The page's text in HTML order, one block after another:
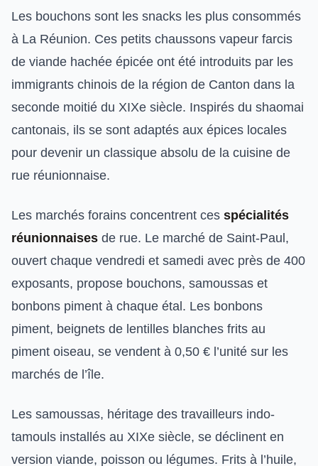
Les bouchons sont les snacks les plus consommés
à La Réunion. Ces petits chaussons vapeur farcis
de viande hachée épicée ont été introduits par les
immigrants chinois de la région de Canton dans la
seconde moitié du XIXe siècle. Inspirés du shaomai
cantonais, ils se sont adaptés aux épices locales
pour devenir un classique absolu de la cuisine de
rue réunionnaise.
Les marchés forains concentrent ces spécialités
réunionnaises de rue. Le marché de Saint-Paul,
ouvert chaque vendredi et samedi avec près de 400
exposants, propose bouchons, samoussas et
bonbons piment à chaque étal. Les bonbons
piment, beignets de lentilles blanches frits au
piment oiseau, se vendent à 0,50 € l’unité sur les
marchés de l’île.
Les samoussas, héritage des travailleurs indo-
tamouls installés au XIXe siècle, se déclinent en
version viande, poisson ou légumes. Frits à l’huile,